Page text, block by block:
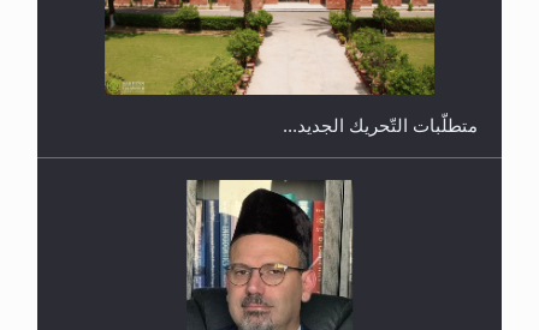
ندوة حول نظام الوصية في الجماعة الأحمدية في
شيتاغونغ – بنغلاديش
متطلَّبات التّحريك الجديد...